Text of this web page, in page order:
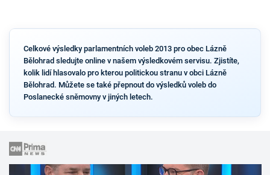
Celkové výsledky parlamentních voleb 2013 pro obec Lázně
Bělohrad sledujte online v našem výsledkovém servisu. Zjistíte,
kolik lidí hlasovalo pro kterou politickou stranu v obci Lázně
Bělohrad. Můžete se také přepnout do výsledků voleb do
Poslanecké sněmovny v jiných letech.